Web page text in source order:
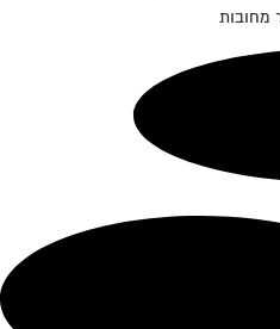
מחובות